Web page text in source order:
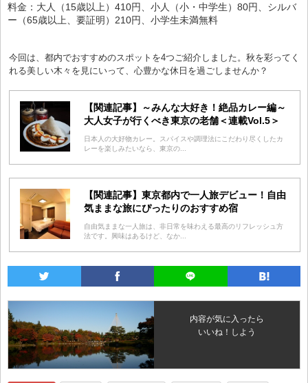
料金：大人（15歳以上）410円、小人（小・中学生）80円、シルバ
ー（65歳以上、要証明）210円、小学生未満無料
今回は、都内でおすすめのスポットを4つご紹介しました。秋を彩ってく
れる美しい木々を見にいって、心豊かな休日を過ごしませんか？
【関連記事】～みんな大好き！絶品カレー編～
大人女子が行くべき東京の老舗＜連載Vol.5＞
日本人の大好物カレー。スパイスや調理法にこだわり尽くしたカ
レーを楽しみたいなら、東京の...
【関連記事】東京都内で一人旅デビュー！自由
気ままな旅にぴったりのおすすめ宿
自由気ままな一人旅は、非日常を味わえる最高のリフレッシュ方
法です。興味はあるけど、なか...
内容が気に入ったら
いいね！しよう